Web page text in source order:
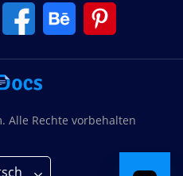
Alle Rechte vorbehalten